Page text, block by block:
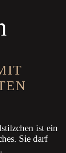
ist ein
Sie darf